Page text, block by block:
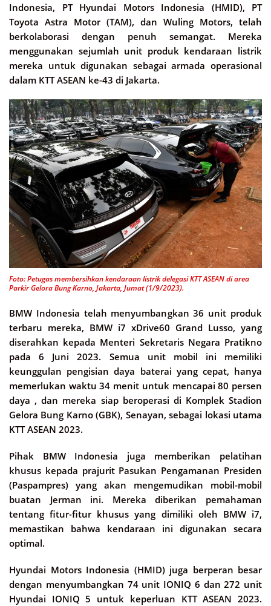
Indonesia, PT Hyundai Motors Indonesia (HMID), PT
Toyota Astra Motor (TAM), dan Wuling Motors, telah
berkolaborasi dengan penuh semangat. Mereka
menggunakan sejumlah unit produk kendaraan listrik
mereka untuk digunakan sebagai armada operasional
dalam KTT ASEAN ke-43 di Jakarta.
Foto: Petugas membersihkan kendaraan listrik delegasi KTT ASEAN di area
Parkir Gelora Bung Karno, Jakarta, Jumat (1/9/2023).
BMW Indonesia telah menyumbangkan 36 unit produk
terbaru mereka, BMW i7 xDrive60 Grand Lusso, yang
diserahkan kepada Menteri Sekretaris Negara Pratikno
pada 6 Juni 2023. Semua unit mobil ini memiliki
keunggulan pengisian daya baterai yang cepat, hanya
memerlukan waktu 34 menit untuk mencapai 80 persen
daya , dan mereka siap beroperasi di Komplek Stadion
Gelora Bung Karno (GBK), Senayan, sebagai lokasi utama
KTT ASEAN 2023.
Pihak BMW Indonesia juga memberikan pelatihan
khusus kepada prajurit Pasukan Pengamanan Presiden
(Paspampres) yang akan mengemudikan mobil-mobil
buatan Jerman ini. Mereka diberikan pemahaman
tentang fitur-fitur khusus yang dimiliki oleh BMW i7,
memastikan bahwa kendaraan ini digunakan secara
optimal.
Hyundai Motors Indonesia (HMID) juga berperan besar
dengan menyumbangkan 74 unit IONIQ 6 dan 272 unit
Hyundai IONIQ 5 untuk keperluan KTT ASEAN 2023.